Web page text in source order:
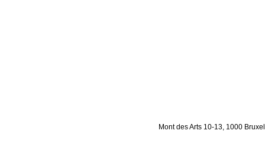
Mont des Arts 10-13, 1000